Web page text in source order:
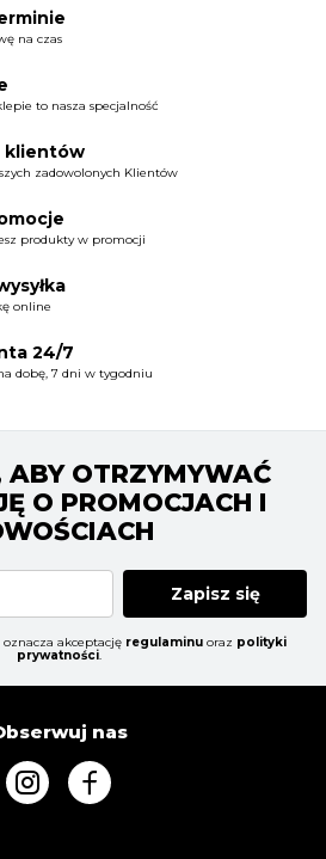
na czas
to nasza specjalność
klientów
zadowolonych Klientów
produkty w promocji
online
24/7
dobę, 7 dni w tygodniu
ABY OTRZYMYWAĆ
O PROMOCJACH I
Zapisz się
akceptację regulaminu oraz polityki
prywatności.
nas